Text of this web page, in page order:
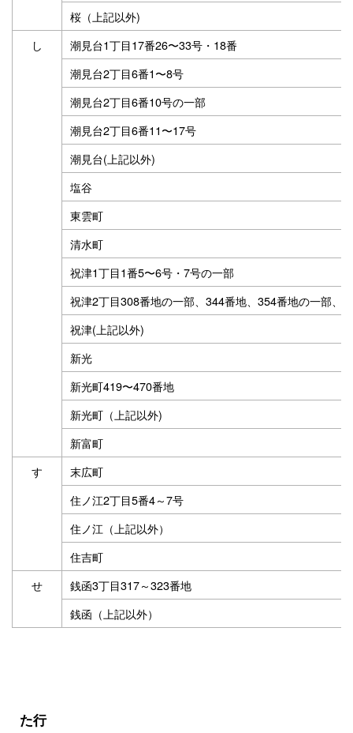
桜（上記以外)
し
潮見台1丁目17番26〜33号・18番
潮見台2丁目6番1〜8号
潮見台2丁目6番10号の一部
潮見台2丁目6番11〜17号
潮見台(上記以外)
塩谷
東雲町
清水町
祝津1丁目1番5〜6号・7号の一部
祝津2丁目308番地の一部、344番地、354番地の一部、
祝津(上記以外)
新光
新光町419〜470番地
新光町（上記以外)
新富町
す
末広町
住ノ江2丁目5番4～7号
住ノ江（上記以外）
住吉町
せ
銭函3丁目317～323番地
銭函（上記以外）
た行